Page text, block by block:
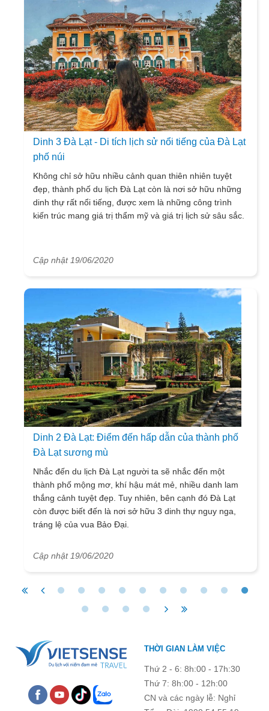
Dinh 3 Đà Lạt - Di tích lịch sử nổi tiếng của Đà Lạt
phố núi
Không chỉ sở hữu nhiều cảnh quan thiên nhiên tuyệt
đẹp, thành phố du lịch Đà Lạt còn là nơi sở hữu những
dinh thự rất nổi tiếng, được xem là những công trình
kiến trúc mang giá trị thẩm mỹ và giá trị lịch sử sâu sắc.
Cập nhật 19/06/2020
Dinh 2 Đà Lạt: Điểm đến hấp dẫn của thành phố
Đà Lạt sương mù
Nhắc đến du lịch Đà Lạt người ta sẽ nhắc đến một
thành phố mộng mơ, khí hậu mát mẻ, nhiều danh lam
thắng cảnh tuyệt đẹp. Tuy nhiên, bên cạnh đó Đà Lạt
còn được biết đến là nơi sở hữu 3 dinh thự nguy nga,
tráng lệ của vua Bảo Đại.
Cập nhật 19/06/2020
THỜI GIAN LÀM VIỆC
Thứ 2 - 6: 8h:00 - 17h:30
Thứ 7: 8h:00 - 12h:00
CN và các ngày lễ: Nghỉ